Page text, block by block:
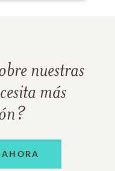
nuestras
más